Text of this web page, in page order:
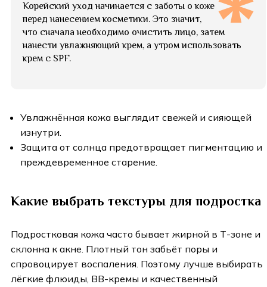
Корейский уход начинается с заботы о коже
перед нанесением косметики. Это значит,
что сначала необходимо очистить лицо, затем
нанести увлажняющий крем, а утром использовать
крем с SPF.
Увлажнённая кожа выглядит свежей и сияющей
изнутри.
Защита от солнца предотвращает пигментацию и
преждевременное старение.
Какие выбрать текстуры для подростка
Подростковая кожа часто бывает жирной в Т-зоне и
склонна к акне. Плотный тон забьёт поры и
спровоцирует воспаления. Поэтому лучше выбирать
лёгкие флюиды, ВВ-кремы и качественный